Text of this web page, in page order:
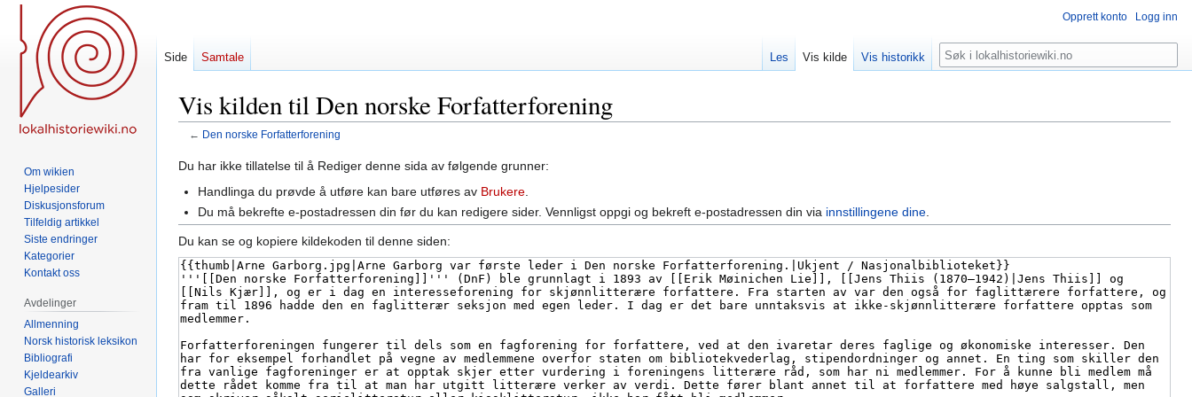
Vis kilden til Den norske Forfatterforening
← Den norske Forfatterforening
Hopp
navigering
Hopp
Du har ikke tillatelse til å Rediger denne sida av følgende grunner:
Handlinga du prøvde å utføre kan bare utføres av Brukere
Du må bekrefte e-postadressen din før du kan redigere sider. Vennligst oppgi og bekreft e-postadressen din via innstillingene dine
Du kan se og kopiere kildekoden til denne siden:
Opprett konto Logg inn
Side Samtale Les Vis kilde Vis historikk Søk
Om wikien
Hjelpesider
Diskusjonsforum
Tilfeldig artikkel
Siste endringer
Kategorier
Kontakt oss
Avdelinger
Allmenning
Norsk historisk leksikon
Bibliografi
Kjeldearkiv
Galleri